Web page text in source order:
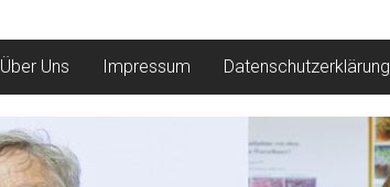
Über Uns Impressum Datenschutzerklärung